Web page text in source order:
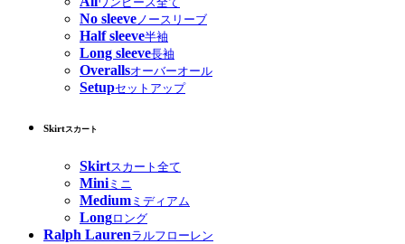
No sleeveノースリーブ
Half sleeve半袖
Long sleeve長袖
Overallsオーバーオール
Setupセットアップ
Skirtスカート
Skirtスカート全て
Miniミニ
Medium ミディアム
Longロング
Ralph Laurenラルフローレン